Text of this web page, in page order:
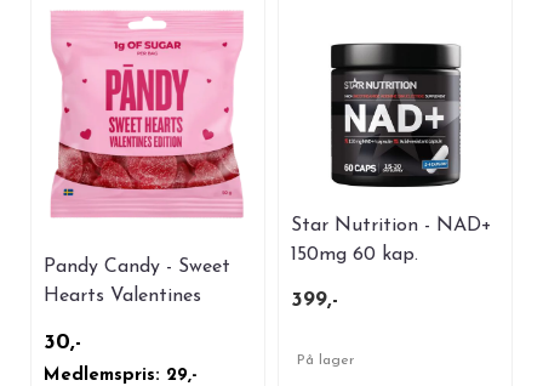
Pandy Candy - Sweet
Hearts Valentines
30,-
Medlemspris: 29,-
Star Nutrition - NAD+
150mg 60 kap.
399,-
På lager